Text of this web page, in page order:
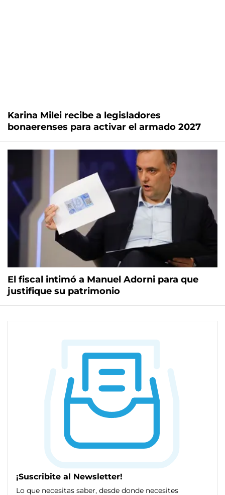
Karina Milei recibe a legisladores
bonaerenses para activar el armado 2027
El fiscal intimó a Manuel Adorni para que
justifique su patrimonio
¡Suscribite al Newsletter!
Lo que necesitas saber, desde donde necesites